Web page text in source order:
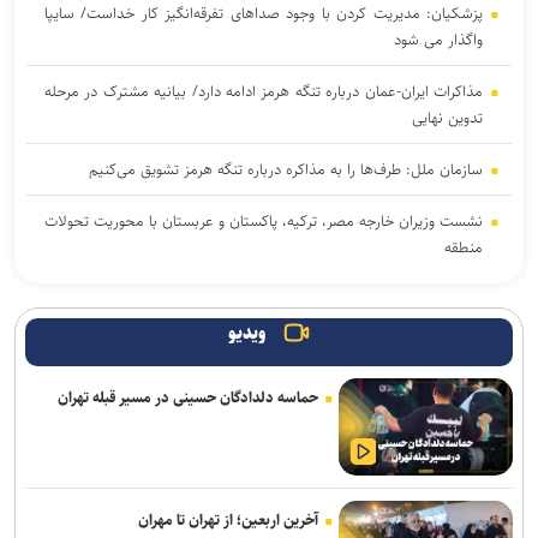
پزشکیان: مدیریت کردن با وجود صداهای تفرقه‌انگیز کار خداست/ سایپا
واگذار می شود
مذاکرات ایران-عمان درباره تنگه هرمز ادامه دارد/ بیانیه مشترک در مرحله
تدوین نهایی
سازمان ملل: طرف‌ها را به مذاکره درباره تنگه هرمز تشویق می‌کنیم
نشست وزیران خارجه مصر، ترکیه، پاکستان و عربستان با محوریت تحولات
منطقه
بازداشت استاد سال دانشگاه مریلند توسط پلیس مهاجرت آمریکا
پزشکیان: جامعه امروز بیش از هر زمان به همدلی و اخلاق قرآنی نیاز دارد
هدف قرار گرفتن اتاق‌ فرماندهی مزدوران عربستان در یمن
رایزنی عراقچی و همتای موریتانی خود درباره تحولات منطقه
ویدیو
حماسه دلدادگان حسینی در مسیر قبله تهران
آخرین اربعین؛ از تهران تا مهران